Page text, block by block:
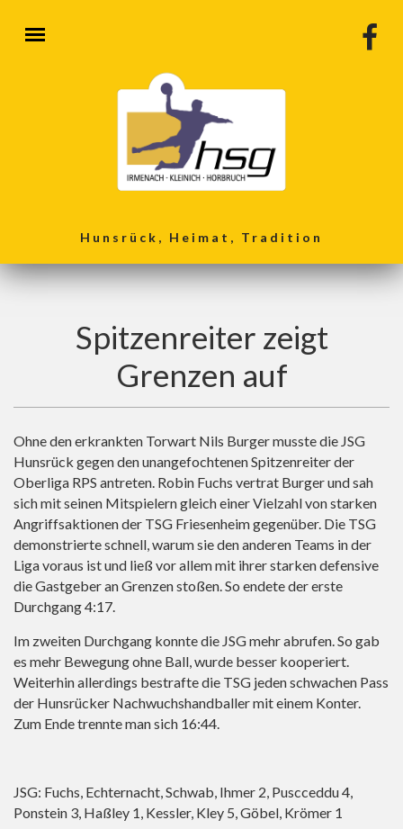
Hunsrück, Heimat, Tradition
Spitzenreiter zeigt
Grenzen auf
Ohne den erkrankten Torwart Nils Burger musste die JSG
Hunsrück gegen den unangefochtenen Spitzenreiter der
Oberliga RPS antreten. Robin Fuchs vertrat Burger und sah
sich mit seinen Mitspielern gleich einer Vielzahl von starken
Angriffsaktionen der TSG Friesenheim gegenüber. Die TSG
demonstrierte schnell, warum sie den anderen Teams in der
Liga voraus ist und ließ vor allem mit ihrer starken defensive
die Gastgeber an Grenzen stoßen. So endete der erste
Durchgang 4:17.
Im zweiten Durchgang konnte die JSG mehr abrufen. So gab
es mehr Bewegung ohne Ball, wurde besser kooperiert.
Weiterhin allerdings bestrafte die TSG jeden schwachen Pass
der Hunsrücker Nachwuchshandballer mit einem Konter.
Zum Ende trennte man sich 16:44.
JSG: Fuchs, Echternacht, Schwab, Ihmer 2, Puscceddu 4,
Ponstein 3, Haßley 1, Kessler, Kley 5, Göbel, Krömer 1